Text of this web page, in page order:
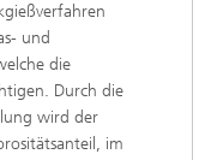
und
die
Durch die
wird der
im